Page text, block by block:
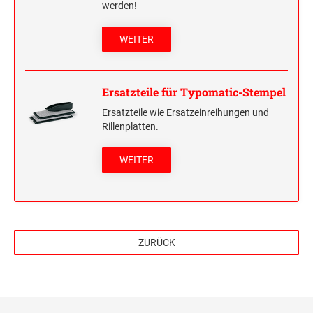
SONSTIGE CLASSIC LINE HANDSTEMPEL
CLASSIC LINE DATUMSTEMPEL +
WORTBANDDREHSTEMPEL
werden!
WEITER
Ersatzteile für Typomatic-Stempel
Ersatzteile wie Ersatzeinreihungen und
Rillenplatten.
WEITER
ZURÜCK